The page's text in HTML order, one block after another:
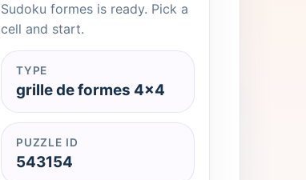
Sudoku formes is ready. Pick a
cell and start.
TYPE
grille de formes 4x4
PUZZLE ID
543154